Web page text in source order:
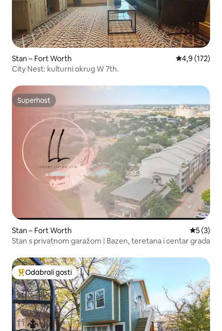
Stan – Fort Worth Prosječna
4,9 (172)
City Nest: kulturni okrug W 7th.
Superhost
Superhost
Stan – Fort Worth
5 (3)
Stan s privatnom garažom | Bazen, teretana i centar grada
Među najviše rangiranima s oznakom „Odabrali gosti”
Odabrali gosti